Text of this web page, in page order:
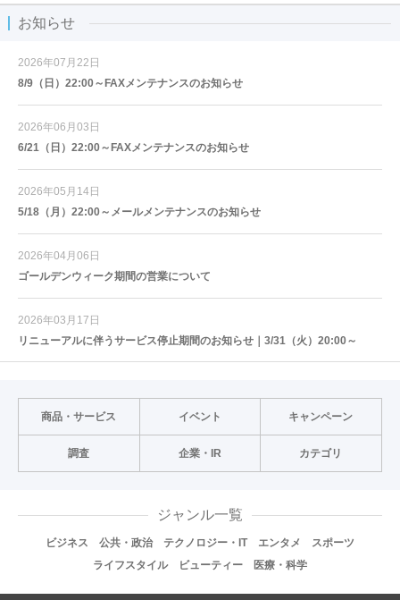
お知らせ
2026年07月22日
8/9（日）22:00～FAXメンテナンスのお知らせ
2026年06月03日
6/21（日）22:00～FAXメンテナンスのお知らせ
2026年05月14日
5/18（月）22:00～メールメンテナンスのお知らせ
2026年04月06日
ゴールデンウィーク期間の営業について
2026年03月17日
リニューアルに伴うサービス停止期間のお知らせ｜3/31（火）20:00～
商品・サービス イベント キャンペーン
調査 企業・IR カテゴリ
ジャンル一覧
ビジネス 公共・政治 テクノロジー・IT エンタメ
スポーツ
ライフスタイル
ビューティー 医療・科学